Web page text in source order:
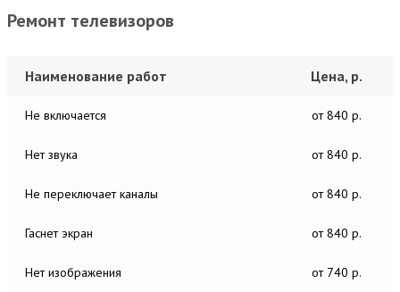
Ремонт телевизоров
Наименование работ Цена, р.
Не включается от 840 р.
Нет звука от 840 р.
Не переключает каналы от 840 р.
Гаснет экран от 840 р.
Нет изображения от 740 р.